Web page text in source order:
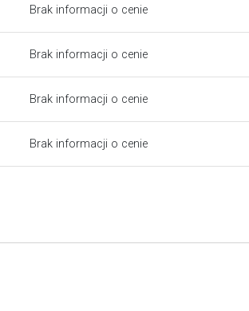
Brak informacji o cenie
Brak informacji o cenie
Brak informacji o cenie
Brak informacji o cenie